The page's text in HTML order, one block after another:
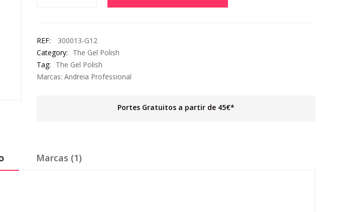
REF:
300013-G12
Category:
The Gel Polish
Tag:
The Gel Polish
Marcas: Andreia Professional
Portes Gratuitos a partir de 45€*
Marcas (1)